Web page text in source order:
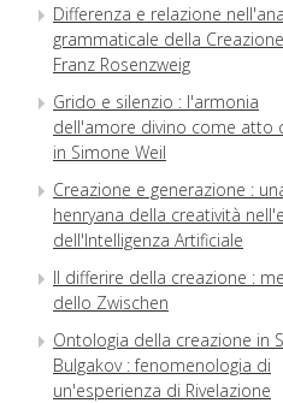
Differenza e relazione
grammaticale della
Franz Rosenzweig
Grido e silenzio : l'armonia
dell'amore divino come atto
in Simone Weil
Creazione e generazione :
henryana della creatività
dell'Intelligenza Artificiale
Il differire della creazione :
dello Zwischen
Ontologia della creazione in
Bulgakov : fenomenologia di
un'esperienza di Rivelazione